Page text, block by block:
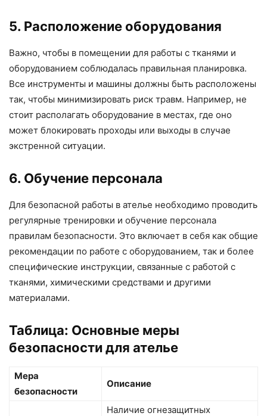
5. Расположение оборудования
Важно, чтобы в помещении для работы с тканями и
оборудованием соблюдалась правильная планировка.
Все инструменты и машины должны быть расположены
так, чтобы минимизировать риск травм. Например, не
стоит располагать оборудование в местах, где оно
может блокировать проходы или выходы в случае
экстренной ситуации.
6. Обучение персонала
Для безопасной работы в ателье необходимо проводить
регулярные тренировки и обучение персонала
правилам безопасности. Это включает в себя как общие
рекомендации по работе с оборудованием, так и более
специфические инструкции, связанные с работой с
тканями, химическими средствами и другими
материалами.
Таблица: Основные меры
безопасности для ателье
Мера
безопасности
Описание
Наличие огнезащитных